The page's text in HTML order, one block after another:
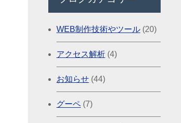
WEB制作技術やツール (20)
アクセス解析 (4)
お知らせ (44)
グーペ (7)